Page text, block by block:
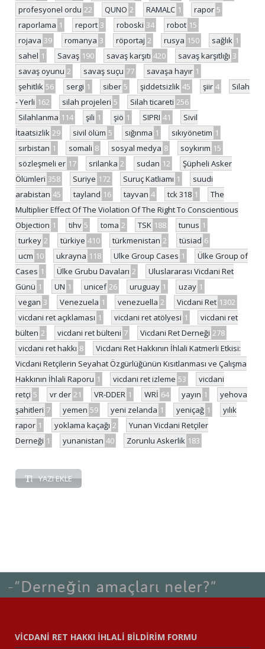
profesyonel ordu 22 QUNO 2 RAMALC 1 rapor 5
raporlama 1 report 3 roboski 34 robot 15
rojava 39 romanya 3 röportaj 2 rusya 150 sağlık 1
sahel 1 Savaş 190 savaş karşıtı 420 savaş karşıtlığı 3
savaş oyunu 2 savaş suçu 77 savaşa hayır 1
şehitlik 56 sergi 1 siber 5 şiddetsizlik 45 şiir 4
Silah
- Yerli 162 silah projeleri 5 Silah ticareti 256
Silahlanma 114 şili 1 şiö 1 SIPRI 41
Sivil
İtaatsizlik 29 sivil ölüm 5 sığınma 1 sıkıyönetim 1
sırbistan 1 somali 8 sosyal medya 8 soykırım 15
sözleşmeli er 17 srilanka 2 sudan 12
Şüpheli Asker
Ölümleri 358 Suriye 172 Suruç Katliamı 1
suudi
arabistan 45 tayland 16 tayvan 4 tck 318 1
The
Multiplier Effect Of The Violation Of The Right To Conscientious
Objection 1 tihv 5 toma 2 TSK 188 tunus 1
turkey 2 türkiye 410 türkmenistan 2 tüsiad 6
ucm 10 ukrayna 118 Ulke Group Cases 1
Ülke Group of
Cases 1 Ülke Grubu Davaları 2
Uluslararası Vicdani Ret
Günü 1 UN 1 unicef 26 uruguay 1 uzay 1
vegan 3 Venezuela 1 venezuella 2 Vicdani Ret 1302
vicdani ret açıklaması 1 vicdani ret atölyesi 1
vicdani ret
bülten 2 vicdani ret bülteni 7 Vicdani Ret Derneği 278
vicdani ret hakkı 8
Vicdani Ret Hakkının İhlali Katmerli Etkisi:
Vicdani Retçilerin Seyahat Özgürlüğünün Kısıtlanması ve Çalışma
Hakkının İhlali Raporu 1 vicdani ret izleme 53
vicdani
retçi 5 vr der 21 VR-DDER 1 WRİ 64 yayın 1
yehova
şahitleri 7 yemen 59 yeni zelanda 1 yeniçağ 1
yılık
rapor 1 yoklama kaçağı 2
Yunan Vicdani Retçiler
Derneği 1 yunanistan 40 Zorunlu Askerlik 183
YAZI EKLE
VİCDANİ RET HAKKI İHLALİ BİLDİRİM FORMU